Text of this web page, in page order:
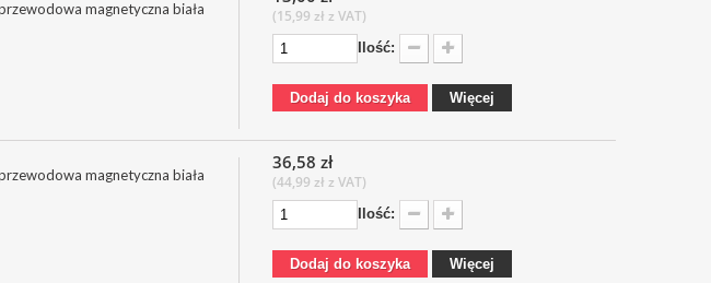
magnetyczna biała
(15,99 zł z VAT)
Ilość:
Dodaj do koszyka Więcej
magnetyczna biała
36,58 zł
(44,99 zł z VAT)
Ilość:
Dodaj do koszyka Więcej